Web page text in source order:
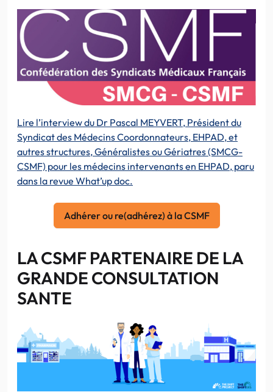
Lire l’interview du Dr Pascal MEYVERT, Président du
Syndicat des Médecins Coordonnateurs, EHPAD, et
autres structures, Généralistes ou Gériatres (SMCG-
CSMF) pour les médecins intervenants en EHPAD, paru
dans la revue What’up doc.
Adhérer ou re(adhérez) à la CSMF
LA CSMF PARTENAIRE DE LA
GRANDE CONSULTATION
SANTE